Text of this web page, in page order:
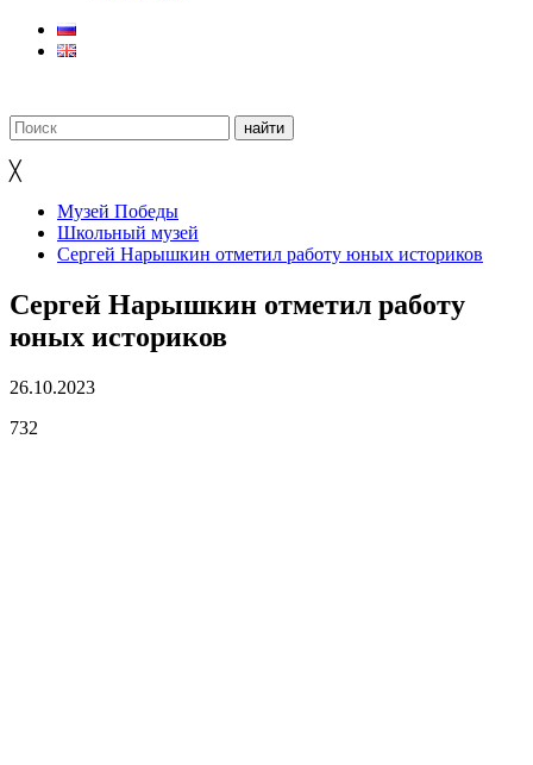
╳
Музей Победы
Школьный музей
Сергей Нарышкин отметил работу юных историков
Сергей Нарышкин отметил работу
юных историков
26.10.2023
732